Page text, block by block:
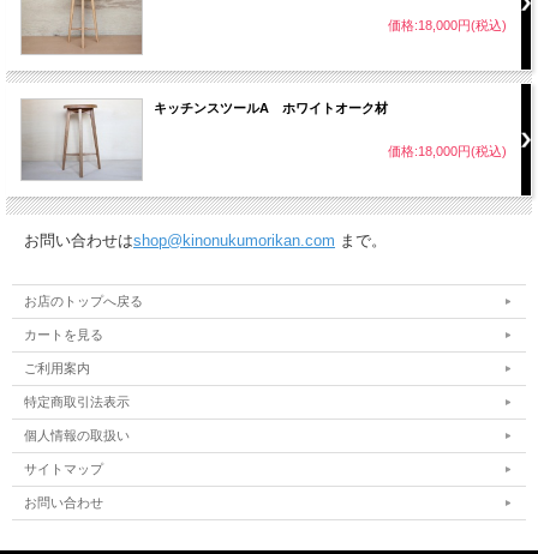
価格:18,000円(税込)
キッチンスツールA ホワイトオーク材
価格:18,000円(税込)
お問い合わせはshop@kinonukumorikan.com まで。
お店のトップへ戻る
カートを見る
ご利用案内
特定商取引法表示
個人情報の取扱い
サイトマップ
お問い合わせ